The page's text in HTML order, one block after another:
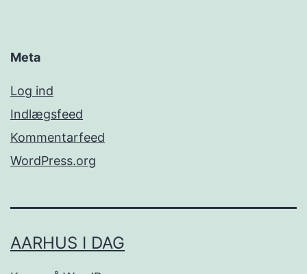
Meta
Log ind
Indlægsfeed
Kommentarfeed
WordPress.org
AARHUS I DAG